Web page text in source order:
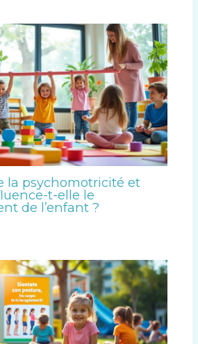
la psychomotricité et
t-elle le
de l’enfant ?